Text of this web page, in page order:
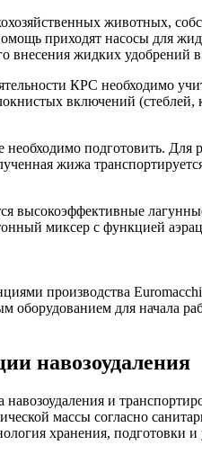
животных,
приходят насосы для
внесения жидких удобрений в
КРС необходимо
включений
подготовить.
жижа
высокоэффективные
миксер с функцией
производства
оборудованием для начала
навозоудаления
навозоудаления и
массы согласно
хранения, подготовки